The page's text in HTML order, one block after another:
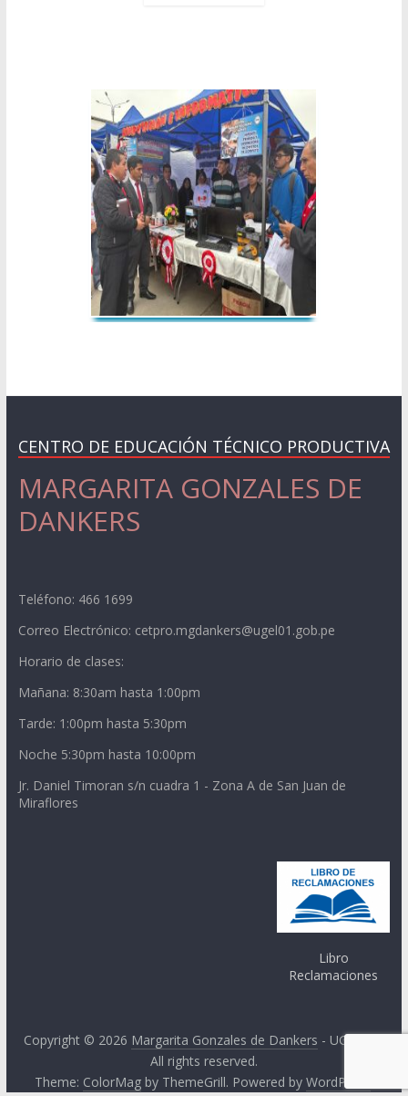
CENTRO DE EDUCACIÓN TÉCNICO PRODUCTIVA
MARGARITA GONZALES DE
DANKERS
Teléfono: 466 1699
Correo Electrónico: cetpro.mgdankers@ugel01.gob.pe
Horario de clases:
Mañana: 8:30am hasta 1:00pm
Tarde: 1:00pm hasta 5:30pm
Noche 5:30pm hasta 10:00pm
Jr. Daniel Timoran s/n cuadra 1 - Zona A de San Juan de
Miraflores
Libro
Reclamaciones
Copyright © 2026 Margarita Gonzales de Dankers - UGEL 01.
All rights reserved.
Theme: ColorMagby ThemeGrill. Powered by WordPress